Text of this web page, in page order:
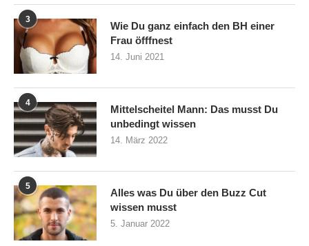
3
Wie Du ganz einfach den BH einer
Frau öfffnest
14. Juni 2021
4
Mittelscheitel Mann: Das musst Du
unbedingt wissen
14. März 2022
5
Alles was Du über den Buzz Cut
wissen musst
5. Januar 2022